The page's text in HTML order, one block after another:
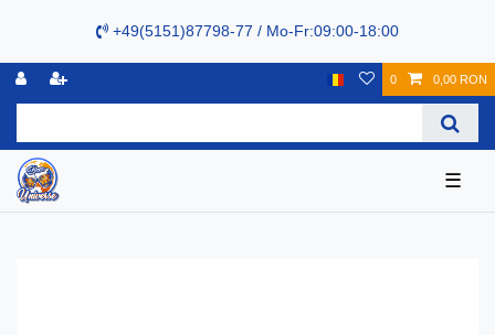
+49(5151)87798-77 / Mo-Fr:09:00-18:00
0 0,00 RON
☰